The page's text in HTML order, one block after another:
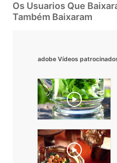
Os Usuarios Que
Também Baixaram
adobe Vídeos